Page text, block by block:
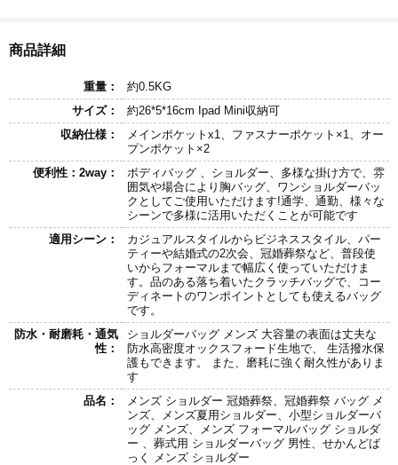
商品詳細
重量：
約0.5KG
サイズ：
約26*5*16cm Ipad Mini収納可
収納仕様：
メインポケットx1、ファスナーポケット×1、オー
プンポケット×2
便利性：2way：
ボディバッグ 、ショルダー、多様な掛け方で、雰
囲気や場合により胸バッグ、ワンショルダーバッ
クとしてご使用いただけます!通学、通勤、様々な
シーンで多様に活用いただくことが可能です
適用シーン：
カジュアルスタイルからビジネススタイル、パー
ティーや結婚式の2次会、冠婚葬祭など、普段使
いからフォーマルまで幅広く使っていただけま
す。品のある落ち着いたクラッチバッグで、コー
ディネートのワンポイントとしても使えるバッグ
です。
防水・耐磨耗・通気
性：
ショルダーバッグ メンズ 大容量の表面は丈夫な
防水高密度オックスフォード生地で、 生活撥水保
護もできます。 また、磨耗に強く耐久性がありま
す
品名：
メンズ ショルダー 冠婚葬祭、冠婚葬祭 バッグ メ
ンズ、メンズ夏用ショルダー、小型ショルダーバ
ッグ メンズ、メンズ フォーマルバッグ ショルダ
ー 、葬式用 ショルダーバッグ 男性、せかんどば
っく メンズ ショルダー